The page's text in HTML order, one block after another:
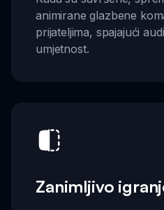
animirane glazbene
prijateljima, spajajući
umjetnost.
Zanimljivo